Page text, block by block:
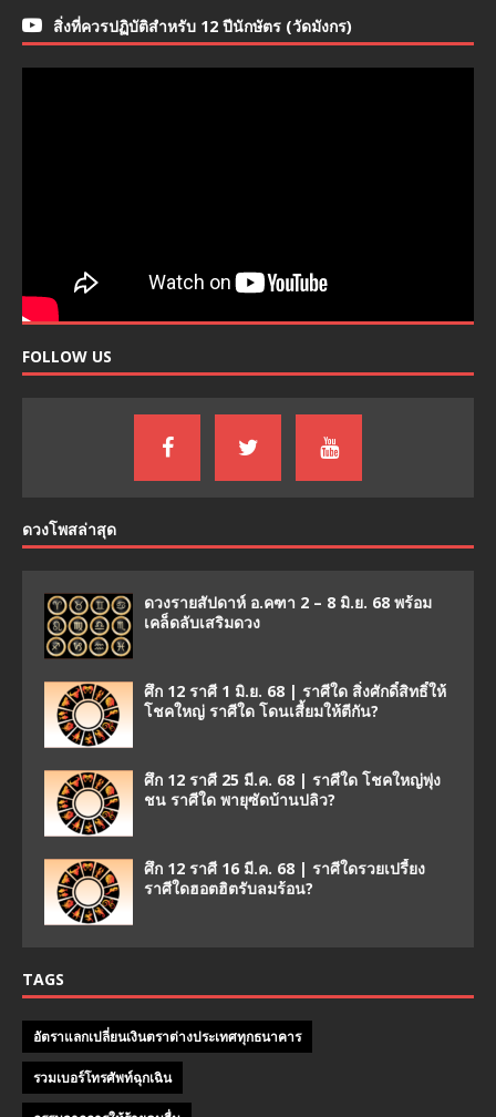
สิ่งที่ควรปฏิบัติสำหรับ 12 ปีนักษัตร (วัดมังกร)
FOLLOW US
ดวงโพสล่าสุด
ดวงรายสัปดาห์ อ.คฑา 2 – 8 มิ.ย. 68 พร้อม
เคล็ดลับเสริมดวง
ศึก 12 ราศี 1 มิ.ย. 68 | ราศีใด สิ่งศักดิ์สิทธิ์ให้
โชคใหญ่ ราศีใด โดนเสี้ยมให้ตีกัน?
ศึก 12 ราศี 25 มี.ค. 68 | ราศีใด โชคใหญ่พุ่ง
ชน ราศีใด พายุซัดบ้านปลิว?
ศึก 12 ราศี 16 มี.ค. 68 | ราศีใดรวยเปรี้ยง
ราศีใดฮอตฮิตรับลมร้อน?
TAGS
อัตราแลกเปลี่ยนเงินตราต่างประเทศทุกธนาคาร
รวมเบอร์โทรศัพท์ฉุกเฉิน